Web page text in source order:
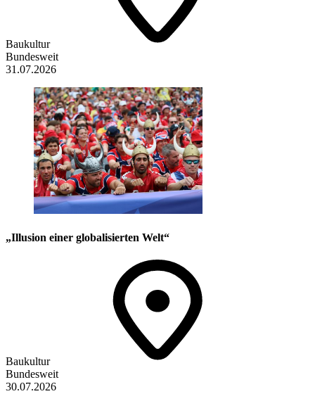
Baukultur
Bundesweit
31.07.2026
„Illusion einer globalisierten Welt“
Baukultur
Bundesweit
30.07.2026